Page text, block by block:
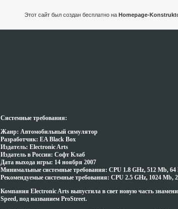
Системные требования:
Жанр: Автомобильный симулятор
Разработчик: EA Black Box
Издатель: Electronic Arts
Издатель в России: Софт Клаб
Дата выхода игры: 14 ноября 2007
Минимальные системные требования: CPU 1.8 GHz, 512 Mb,
Рекомендуемые системные требования: CPU 2.5 GHz, 1024 Mb,
Компания Electronic Arts выпустила в свет новую часть
Speed, под названием ProStreet.
Этот сайт был создан бесплатно на Homepage-